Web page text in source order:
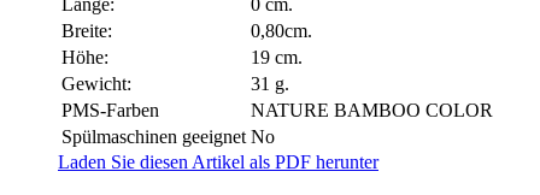
Breite:
0,80cm.
Höhe:
19 cm.
Gewicht:
31 g.
PMS-Farben
NATURE BAMBOO COLOR
Spülmaschinen geeignet No
Laden Sie diesen Artikel als PDF herunter